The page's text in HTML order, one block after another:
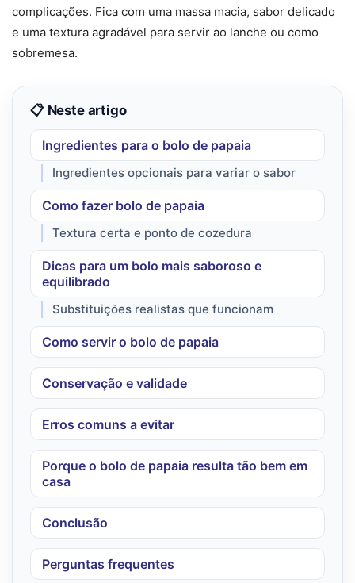
complicações. Fica com uma massa macia, sabor delicado
e uma textura agradável para servir ao lanche ou como
sobremesa.
📋 Neste artigo
Ingredientes para o bolo de papaia
Ingredientes opcionais para variar o sabor
Como fazer bolo de papaia
Textura certa e ponto de cozedura
Dicas para um bolo mais saboroso e
equilibrado
Substituições realistas que funcionam
Como servir o bolo de papaia
Conservação e validade
Erros comuns a evitar
Porque o bolo de papaia resulta tão bem em
casa
Conclusão
Perguntas frequentes